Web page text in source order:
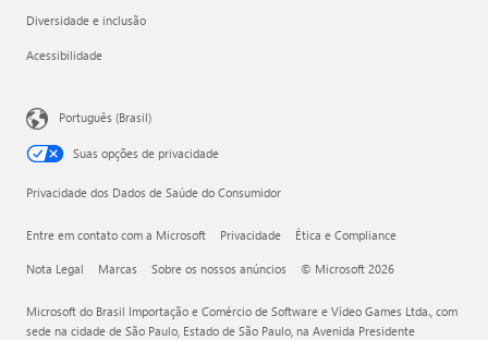
Diversidade e inclusão
Acessibilidade
Português (Brasil)
Suas opções de privacidade
Privacidade dos Dados de Saúde do Consumidor
Entre em contato com a Microsoft Privacidade Ética e Compliance
Nota Legal Marcas Sobre os nossos anúncios © Microsoft 2026
Microsoft do Brasil Importação e Comércio de Software e Vídeo Games Ltda., com
sede na cidade de São Paulo, Estado de São Paulo, na Avenida Presidente